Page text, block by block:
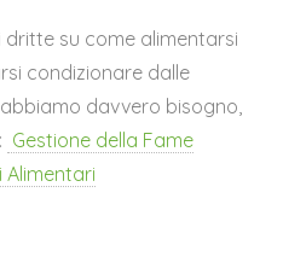
dritte su come alimentarsi
condizionare dalle
davvero bisogno,
Gestione della Fame